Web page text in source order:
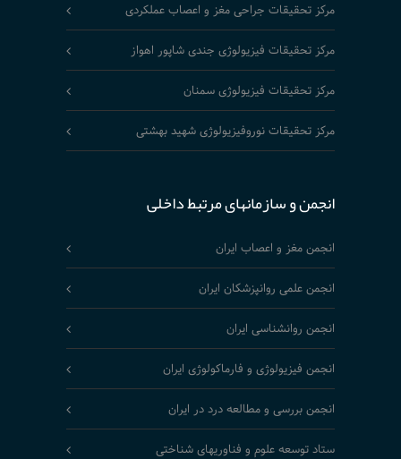
مرکز تحقیقات جراحی مغز و اعصاب عملکردی
مرکز تحقیقات فیزیولوژی جندی شاپور اهواز
مرکز تحقیقات فیزیولوژی سمنان
مرکز تحقیقات نوروفیزیولوژی شهید بهشتی
انجمن و سازمانهای مرتبط داخلی
انجمن مغز و اعصاب ایران
انجمن علمی روانپزشکان ایران
انجمن روانشناسی ایران
انجمن فیزیولوژی و فارماکولوژی ایران
انجمن بررسی و مطالعه درد در ایران
ستاد توسعه علوم و فناوریهای شناختی